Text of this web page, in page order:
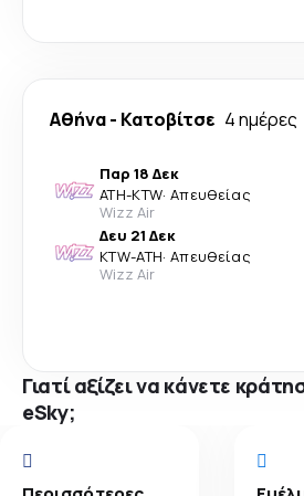
Αθήνα- Κατοβίτσε 4 ημέρες
Παρ 18 Δεκ
ATH-KTW· Απευθείας
Wizz Air
Δευ 21 Δεκ
KTW-ATH· Απευθείας
Wizz Air
Γιατί αξίζει να κάνετε
eSky;